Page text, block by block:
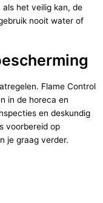
het veilig kan, de
nooit water of
Flame Control
in de horeca en
en deskundig
voorbereid op
je graag verder.